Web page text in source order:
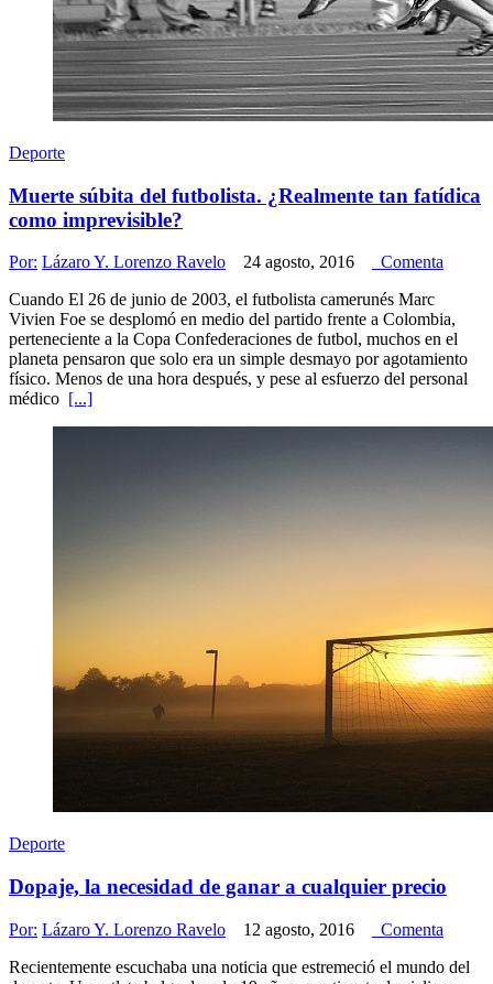
Deporte
Muerte súbita del futbolista. ¿Realmente tan fatídica
como imprevisible?
Por: Lázaro Y. Lorenzo Ravelo 24 agosto, 2016
Comenta
Cuando El 26 de junio de 2003, el futbolista camerunés Marc
Vivien Foe se desplomó en medio del partido frente a Colombia,
perteneciente a la Copa Confederaciones de futbol, muchos en el
planeta pensaron que solo era un simple desmayo por agotamiento
físico. Menos de una hora después, y pese al esfuerzo del personal
médico [...]
Deporte
Dopaje, la necesidad de ganar a cualquier precio
Por: Lázaro Y. Lorenzo Ravelo 12 agosto, 2016
Comenta
Recientemente escuchaba una noticia que estremeció el mundo del